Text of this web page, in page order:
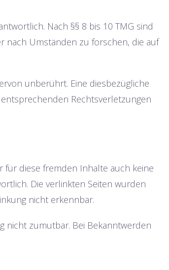
Nach §§ 8 bis 10 TMG sind
nach Umständen zu forschen, die auf
unberührt. Eine diesbezügliche
Rechtsverletzungen
für diese fremden Inhalte auch keine
Die verlinkten Seiten wurden
nicht erkennbar.
nicht zumutbar. Bei Bekanntwerden